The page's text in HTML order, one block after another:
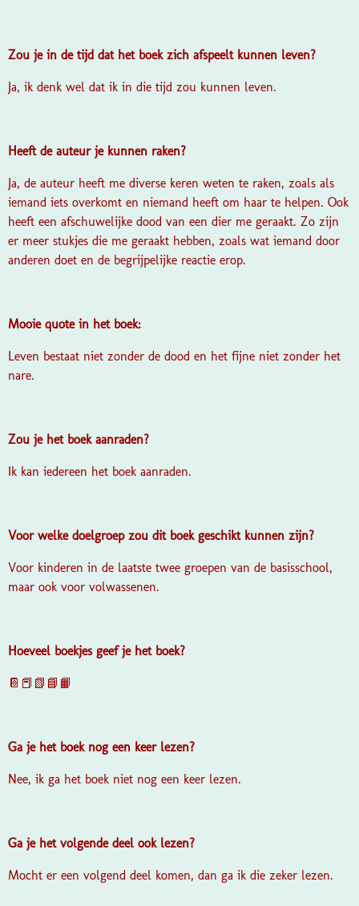
Zou je in de tijd dat het boek zich afspeelt kunnen leven?
Ja, ik denk wel dat ik in die tijd zou kunnen leven.
Heeft de auteur je kunnen raken?
Ja, de auteur heeft me diverse keren weten te raken, zoals als
iemand iets overkomt en niemand heeft om haar te helpen. Ook
heeft een afschuwelijke dood van een dier me geraakt. Zo zijn
er meer stukjes die me geraakt hebben, zoals wat iemand door
anderen doet en de begrijpelijke reactie erop.
Mooie quote in het boek:
Leven bestaat niet zonder de dood en het fijne niet zonder het
nare.
Zou je het boek aanraden?
Ik kan iedereen het boek aanraden.
Voor welke doelgroep zou dit boek geschikt kunnen zijn?
Voor kinderen in de laatste twee groepen van de basisschool,
maar ook voor volwassenen.
Hoeveel boekjes geef je het boek?
📔📕📗📘📙
Ga je het boek nog een keer lezen?
Nee, ik ga het boek niet nog een keer lezen.
Ga je het volgende deel ook lezen?
Mocht er een volgend deel komen, dan ga ik die zeker lezen.